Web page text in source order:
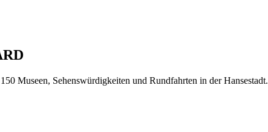
Museen, Sehenswürdigkeiten und Rundfahrten in der Hansestadt.